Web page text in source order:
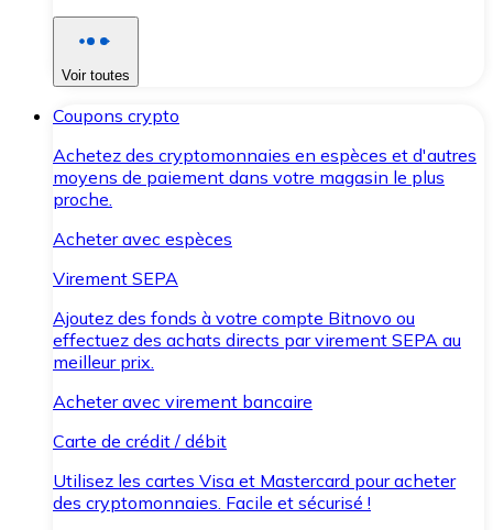
Voir toutes
Coupons crypto
Achetez des cryptomonnaies en espèces et d'autres
moyens de paiement dans votre magasin le plus
proche.
Acheter avec espèces
Virement SEPA
Ajoutez des fonds à votre compte Bitnovo ou
effectuez des achats directs par virement SEPA au
meilleur prix.
Acheter avec virement bancaire
Carte de crédit / débit
Utilisez les cartes Visa et Mastercard pour acheter
des cryptomonnaies. Facile et sécurisé !